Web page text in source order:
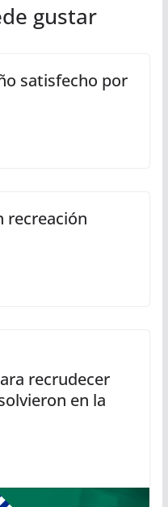
gustar
satisfecho por
recreación
recrudecer
en la